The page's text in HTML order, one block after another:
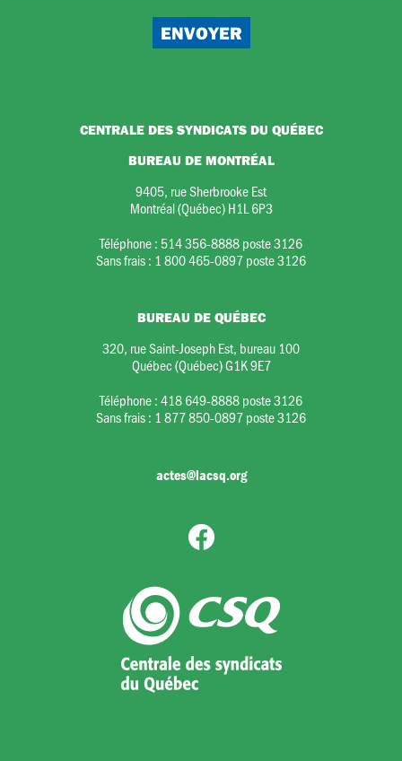
CENTRALE DES SYNDICATS DU QUÉBEC
BUREAU DE MONTRÉAL
9405, rue Sherbrooke Est
Montréal (Québec) H1L 6P3
Téléphone : 514 356-8888 poste 3126
Sans frais : 1 800 465-0897 poste 3126
BUREAU DE QUÉBEC
320, rue Saint-Joseph Est, bureau 100
Québec (Québec) G1K 9E7
Téléphone :418 649-8888 poste 3126
Sans frais : 1 877 850-0897 poste 3126
actes@lacsq.org